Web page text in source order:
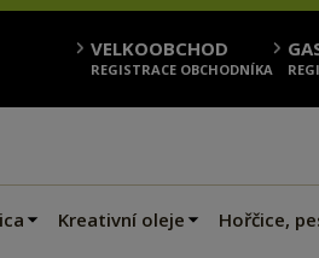
VELKOOBCHOD
REGISTRACE OBCHODNÍKA
Kreativní oleje Hořčice,